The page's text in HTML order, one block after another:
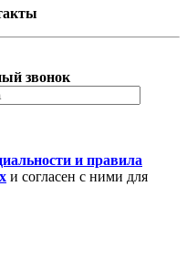
звонок
и правила
и согласен с ними для